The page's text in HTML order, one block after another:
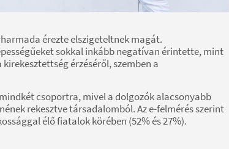
érezte elszigeteltnek magát.
sokkal inkább negatívan érintette, mint
érzéséről, szemben a
csoportra, mivel a dolgozók alacsonyabb
rekesztve társadalomból. Az e-felmérés szerint
élő fiatalok körében (52% és 27%).